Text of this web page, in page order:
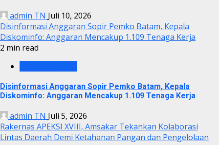
admin TN Juli 10, 2026
Disinformasi Anggaran Sopir Pemko Batam, Kepala
Diskominfo: Anggaran Mencakup 1.109 Tenaga Kerja
2 min read
Disinformasi Anggaran Sopir Pemko Batam, Kepala
Diskominfo: Anggaran Mencakup 1.109 Tenaga Kerja
admin TN Juli 5, 2026
Rakernas APEKSI XVIII, Amsakar Tekankan Kolaborasi
Lintas Daerah Demi Ketahanan Pangan dan Pengelolaan